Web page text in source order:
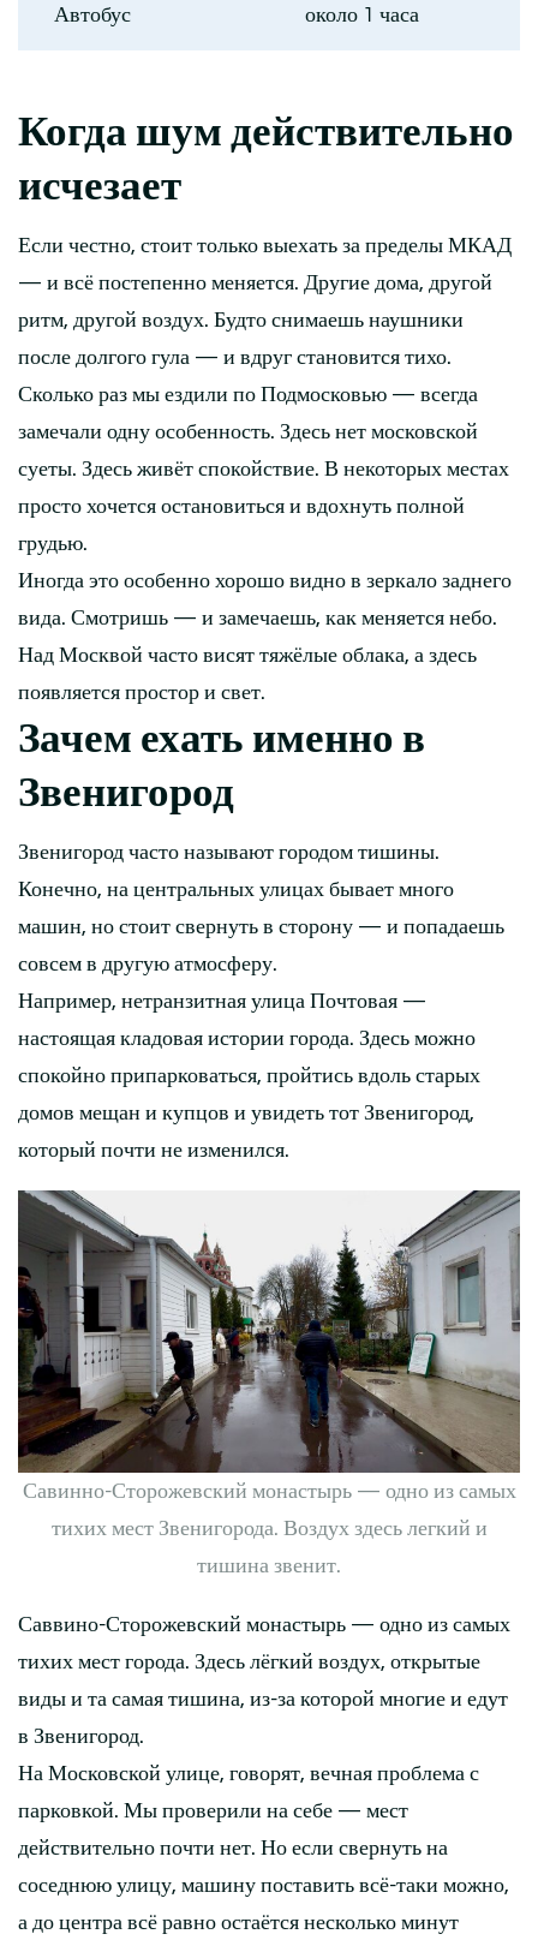
Автобус около 1 часа
Когда шум действительно
исчезает
Если честно, стоит только выехать за пределы МКАД
— и всё постепенно меняется. Другие дома, другой
ритм, другой воздух. Будто снимаешь наушники
после долгого гула — и вдруг становится тихо.
Сколько раз мы ездили по Подмосковью — всегда
замечали одну особенность. Здесь нет московской
суеты. Здесь живёт спокойствие. В некоторых местах
просто хочется остановиться и вдохнуть полной
грудью.
Иногда это особенно хорошо видно в зеркало заднего
вида. Смотришь — и замечаешь, как меняется небо.
Над Москвой часто висят тяжёлые облака, а здесь
появляется простор и свет.
Зачем ехать именно в
Звенигород
Звенигород часто называют городом тишины.
Конечно, на центральных улицах бывает много
машин, но стоит свернуть в сторону — и попадаешь
совсем в другую атмосферу.
Например, нетранзитная улица Почтовая —
настоящая кладовая истории города. Здесь можно
спокойно припарковаться, пройтись вдоль старых
домов мещан и купцов и увидеть тот Звенигород,
который почти не изменился.
Савинно-Сторожевский монастырь — одно из самых
тихих мест Звенигорода. Воздух здесь легкий и
тишина звенит.
Саввино-Сторожевский монастырь — одно из самых
тихих мест города. Здесь лёгкий воздух, открытые
виды и та самая тишина, из-за которой многие и едут
в Звенигород.
На Московской улице, говорят, вечная проблема с
парковкой. Мы проверили на себе — мест
действительно почти нет. Но если свернуть на
соседнюю улицу, машину поставить всё-таки можно,
а до центра всё равно остаётся несколько минут